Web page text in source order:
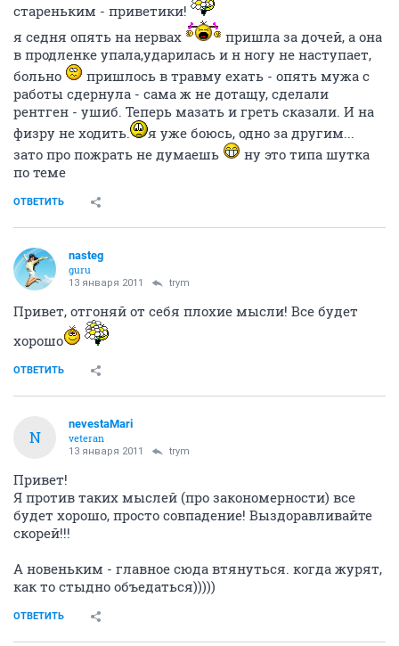
стареньким - приветики!
я седня опять на нервах
пришла за дочей, а она
в продленке упала,ударилась и н ногу не наступает,
больно
пришлось в травму ехать - опять мужа с
работы сдернула - сама ж не дотащу, сделали
рентген - ушиб. Теперь мазать и греть сказали. И на
физру не ходить.
я уже боюсь, одно за другим...
зато про пожрать не думаешь
ну это типа шутка
по теме
ОТВЕТИТЬ
nasteg
guru
13 января 2011 trym
Привет, отгоняй от себя плохие мысли! Все будет
хорошо
ОТВЕТИТЬ
N
nevestaMari
veteran
13 января 2011 trym
Привет!
Я против таких мыслей (про закономерности) все
будет хорошо, просто совпадение! Выздоравливайте
скорей!!!
А новеньким - главное сюда втянуться. когда журят,
как то стыдно объедаться)))))
ОТВЕТИТЬ